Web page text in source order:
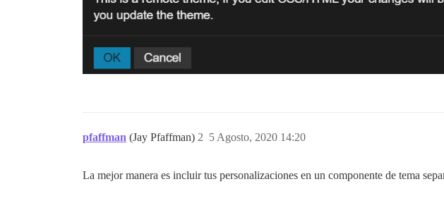
pfaffman (Jay Pfaffman) 5 Agosto, 2020 14:20
2
La mejor manera es incluir tus personalizaciones en un componente de tema